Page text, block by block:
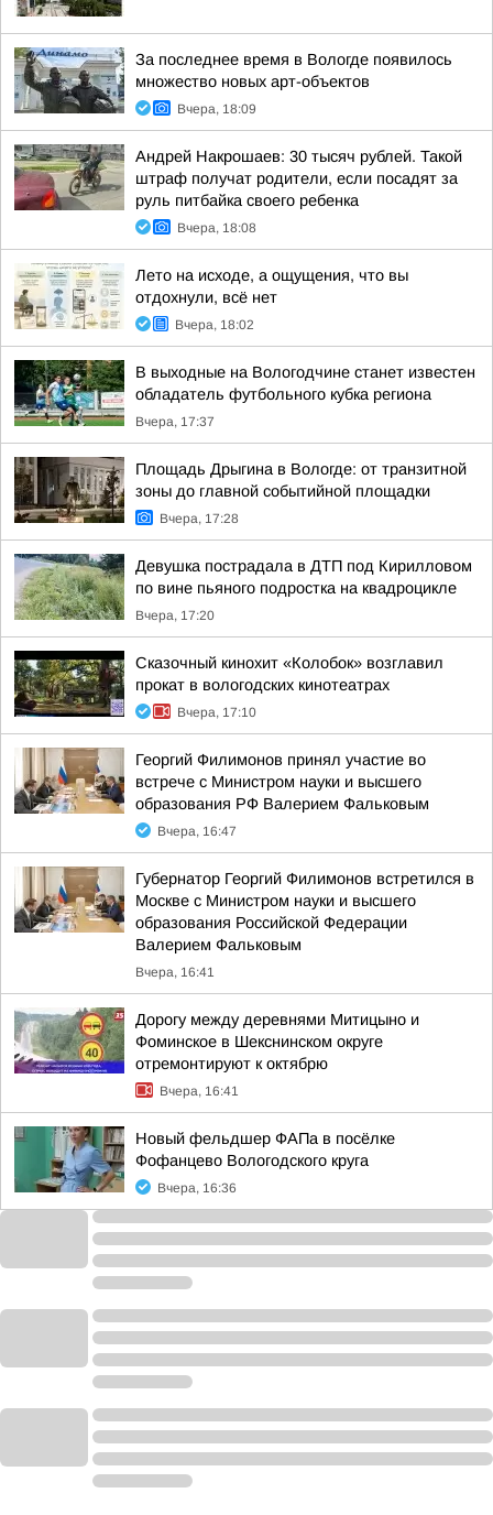
За последнее время в Вологде появилось
множество новых арт-объектов
Вчера, 18:09
Андрей Накрошаев: 30 тысяч рублей. Такой
штраф получат родители, если посадят за
руль питбайка своего ребенка
Вчера, 18:08
Лето на исходе, а ощущения, что вы
отдохнули, всё нет
Вчера, 18:02
В выходные на Вологодчине станет известен
обладатель футбольного кубка региона
Вчера, 17:37
Площадь Дрыгина в Вологде: от транзитной
зоны до главной событийной площадки
Вчера, 17:28
Девушка пострадала в ДТП под Кирилловом
по вине пьяного подростка на квадроцикле
Вчера, 17:20
Сказочный кинохит «Колобок» возглавил
прокат в вологодских кинотеатрах
Вчера, 17:10
Георгий Филимонов принял участие во
встрече с Министром науки и высшего
образования РФ Валерием Фальковым
Вчера, 16:47
Губернатор Георгий Филимонов встретился в
Москве с Министром науки и высшего
образования Российской Федерации
Валерием Фальковым
Вчера, 16:41
Дорогу между деревнями Митицыно и
Фоминское в Шекснинском округе
отремонтируют к октябрю
Вчера, 16:41
Новый фельдшер ФАПа в посёлке
Фофанцево Вологодского круга
Вчера, 16:36